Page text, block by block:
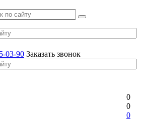
03-90 Заказать звонок
0
0
0